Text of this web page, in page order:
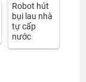
Robot hút
bụi lau nhà
tự cấp
nước